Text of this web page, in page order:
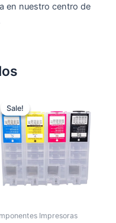
en nuestro centro de
Sale!
Sale!
Impresoras
was:
S/ 180.00.
is:
S/ 140.00.